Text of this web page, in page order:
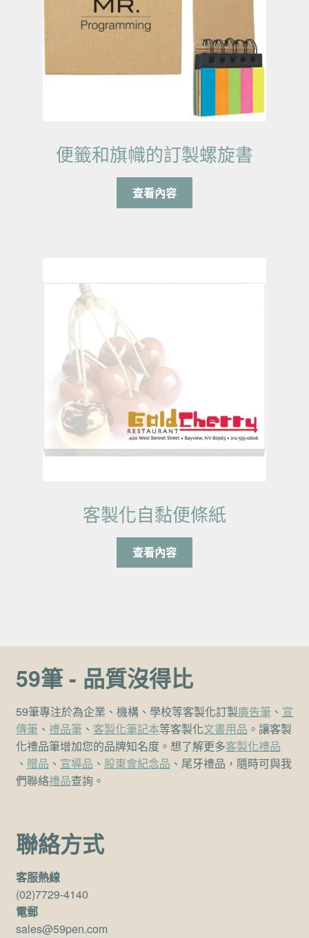
便籤和旗幟的訂製螺旋書
查看內容
客製化自黏便條紙
查看內容
59筆 - 品質沒得比
59筆專注於為企業、機構、學校等客製化訂製廣告筆、 宣
傳筆、 禮品筆、 客製化筆記本等客製化文書用品 。讓客製
化禮品筆增加您的品牌知名度。想了解更多客製化禮品
、 贈品 、 宣導品 、 股東會紀念品 、尾牙禮品，隨時可與我
們聯絡禮品查詢。
聯絡方式
客服熱線
(02)7729-4140
電郵
sales@59pen.com